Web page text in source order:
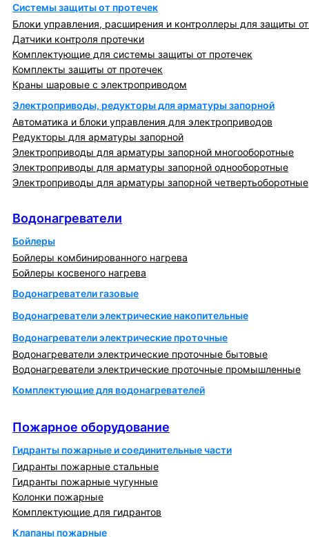
Системы защиты от протечек
Блоки управления, расширения и контроллеры для защиты
Датчики контроля протечки
Комплектующие для системы защиты от протечек
Комплекты защиты от протечек
Краны шаровые с электроприводом
Электроприводы, редукторы для арматуры запорной
Автоматика и блоки управления для электроприводов
Редукторы для арматуры запорной
Электроприводы для арматуры запорной многооборотные
Электроприводы для арматуры запорной однооборотные
Электроприводы для арматуры запорной четвертьоборотные
Водонагреватели
Бойлеры
Бойлеры комбинированного нагрева
Бойлеры косвеного нагрева
Водонагреватели газовые
Водонагреватели электрические накопительные
Водонагреватели электрические проточные
Водонагреватели электрические проточные бытовые
Водонагреватели электрические проточные промышленные
Комплектующие для водонагревателей
Пожарное оборудование
Гидранты пожарные и соединительные части
Гидранты пожарные стальные
Гидранты пожарные чугунные
Колонки пожарные
Комплектующие для гидрантов
Клапаны пожарные